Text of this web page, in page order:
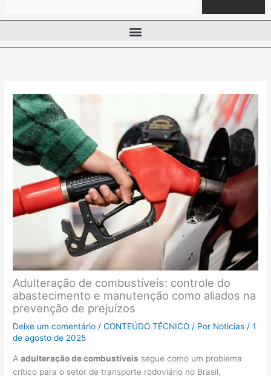
Adulteração de combustíveis: controle do
abastecimento e manutenção como aliados na
prevenção de prejuízos
Deixe um comentário /CONTEÚDO TÉCNICO / Por Noticias /1
de agosto de 2025
Aadulteração de combustíveis segue como um problema
crítico para o setor de transporte rodoviário no Brasil,